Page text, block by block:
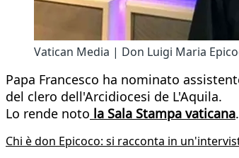
Vatican Media | Don Luigi Maria
Papa Francesco ha nominato
del clero dell'Arcidiocesi de L'Aquila.
Lo rende noto la Sala Stampa vaticana.
Chi è don Epicoco: si racconta in